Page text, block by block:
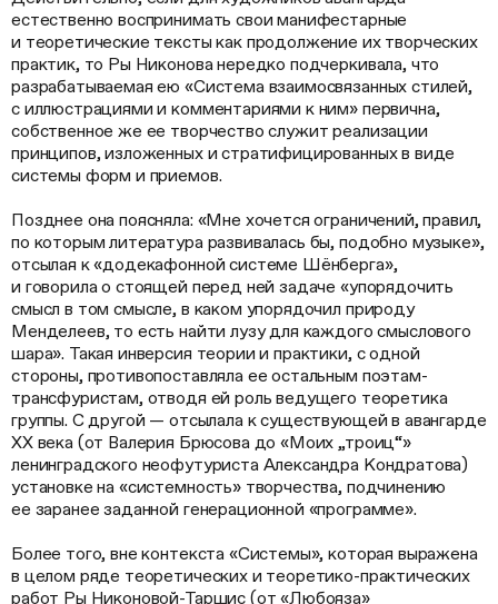
естественно воспринимать свои манифестарные
и теоретические тексты как продолжение их творческих
практик, то Ры Никонова нередко подчеркивала, что
разрабатываемая ею «Система взаимосвязанных стилей,
с иллюстрациями и комментариями к ним» первична,
собственное же ее творчество служит реализации
принципов, изложенных и стратифицированных в виде
системы форм и приемов.
Позднее она поясняла: «Мне хочется ограничений, правил,
по которым литература развивалась бы, подобно музыке»,
отсылая к «додекафонной системе Шёнберга»,
и говорила о стоящей перед ней задаче «упорядочить
смысл в том смысле, в каком упорядочил природу
Менделеев, то есть найти лузу для каждого смыслового
шара». Такая инверсия теории и практики, с одной
стороны, противопоставляла ее остальным поэтам-
трансфуристам, отводя ей роль ведущего теоретика
группы. С другой — отсылала к существующей в авангарде
ХХ века (от Валерия Брюсова до «Моих „троиц“»
ленинградского неофутуриста Александра Кондратова)
установке на «системность» творчества, подчинению
ее заранее заданной генерационной «программе».
Более того, вне контекста «Системы», которая выражена
в целом ряде теоретических и теоретико-практических
работ Ры Никоновой-Таршис (от «Любояза»